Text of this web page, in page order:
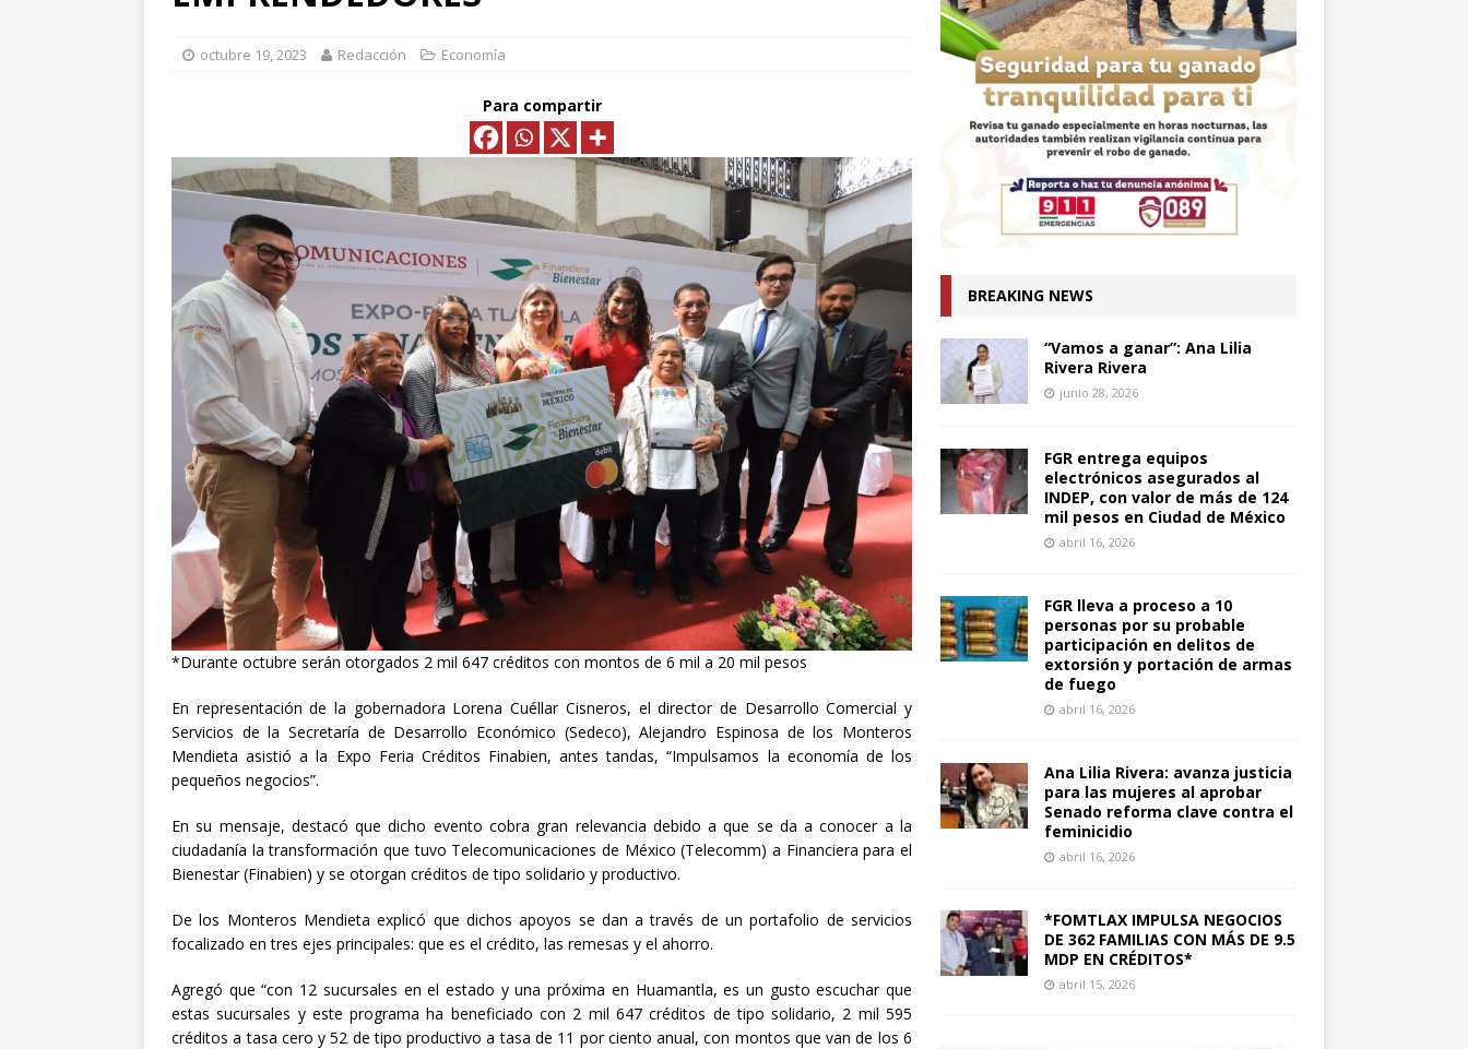
Y ESPECIALISTAS QUE ANALIZARÁN LA EXPLOTACIÓN DE GAS NATURAL NO
CONVENCIONAL PARA FORTALECER LA SOBERANÍA ENERGÉTICA*
ECONOMÍA
[ abril 15, 2026 ] Presenta Ray Vázquez iniciativa para proteger a mujeres de violencia
digital con IA
POLÍTICA
[ abril 13, 2026 ] No es tiempo de simulaciones, sino de acompañar a la Presidenta:
Ana Lilia Rivera
ESTADOS
[ abril 13, 2026 ] Confirma Claudia Sheinbaum asistencia a la cumbre en España;
discutirán paz, soberanía y dignidad
MUNDO
[ abril 13, 2026 ] CLAUDIA SHEINBAUM Y LORENA CUÉLLAR INAUGURAN UNIVERSIDAD
“ROSARIO CASTELLANOS” EN TEOLOCHOLCO
MUNICIPIOS
[ abril 30, 2024 ]
Lotería del Bicentenario del Senado de la República
UNCATEGORIZED
octubre 19, 2023 Redacción Economía
Para compartir
*Durante octubre serán otorgados 2 mil 647 créditos con montos de 6 mil a 20 mil pesos
En representación de la gobernadora Lorena Cuéllar Cisneros, el director de Desarrollo Comercial y
Servicios de la Secretaría de Desarrollo Económico (Sedeco), Alejandro Espinosa de los Monteros
Mendieta asistió a la Expo Feria Créditos Finabien, antes tandas, “Impulsamos la economía de los
pequeños negocios”.
En su mensaje, destacó que dicho evento cobra gran relevancia debido a que se da a conocer a la
ciudadanía la transformación que tuvo Telecomunicaciones de México (Telecomm) a Financiera para el
Bienestar (Finabien) y se otorgan créditos de tipo solidario y productivo.
De los Monteros Mendieta explicó que dichos apoyos se dan a través de un portafolio de servicios
focalizado en tres ejes principales: que es el crédito, las remesas y el ahorro.
Agregó que “con 12 sucursales en el estado y una próxima en Huamantla, es un gusto escuchar que
estas sucursales y este programa ha beneficiado con 2 mil 647 créditos de tipo solidario, 2 mil 595
créditos a tasa cero y 52 de tipo productivo a tasa de 11 por ciento anual, con montos que van de los 6
BREAKING NEWS
“Vamos a ganar”: Ana Lilia
Rivera Rivera
junio 28, 2026
FGR entrega equipos
electrónicos asegurados al
INDEP, con valor de más de 124
mil pesos en Ciudad de México
abril 16, 2026
FGR lleva a proceso a 10
personas por su probable
participación en delitos de
extorsión y portación de armas
de fuego
abril 16, 2026
Ana Lilia Rivera: avanza justicia
para las mujeres al aprobar
Senado reforma clave contra el
feminicidio
abril 16, 2026
*FOMTLAX IMPULSA NEGOCIOS
DE 362 FAMILIAS CON MÁS DE 9.5
MDP EN CRÉDITOS*
abril 15, 2026